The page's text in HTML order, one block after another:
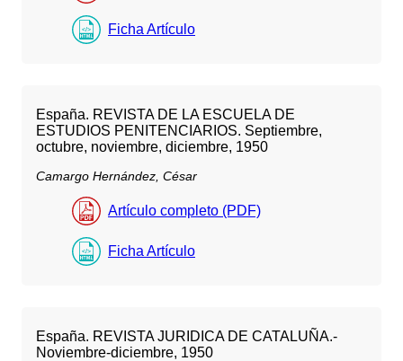
Ficha Artículo
España. REVISTA DE LA ESCUELA DE
ESTUDIOS PENITENCIARIOS. Septiembre,
octubre, noviembre, diciembre, 1950
Camargo Hernández, César
Artículo completo (PDF)
Ficha Artículo
España. REVISTA JURIDICA DE CATALUÑA.-
Noviembre-diciembre, 1950